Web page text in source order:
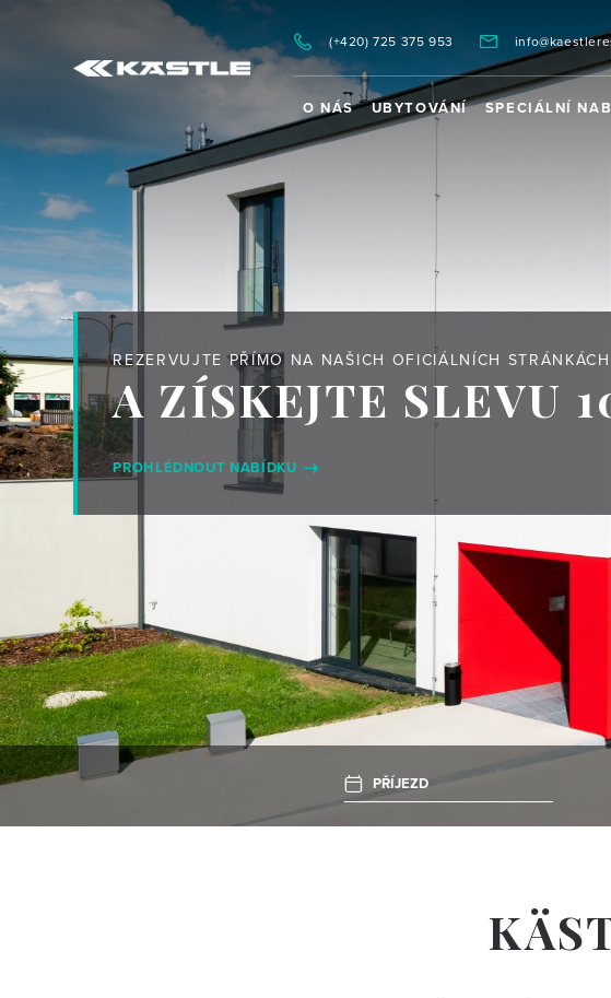
(+420) 725 375 953
O NÁS UBYTOVÁNÍ SPECIÁLNÍ
LYŽÍ SPORTEN
REZERVUJTE PŘÍMO NA NAŠICH OFICIÁLNÍCH STRÁNKÁCH
A ZÍSKEJTE SLEVU
PROHLÉDNOUT NABÍDKU
PŘÍJEZD